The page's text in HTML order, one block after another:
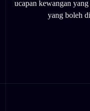
ucapan kewangan
yang boleh